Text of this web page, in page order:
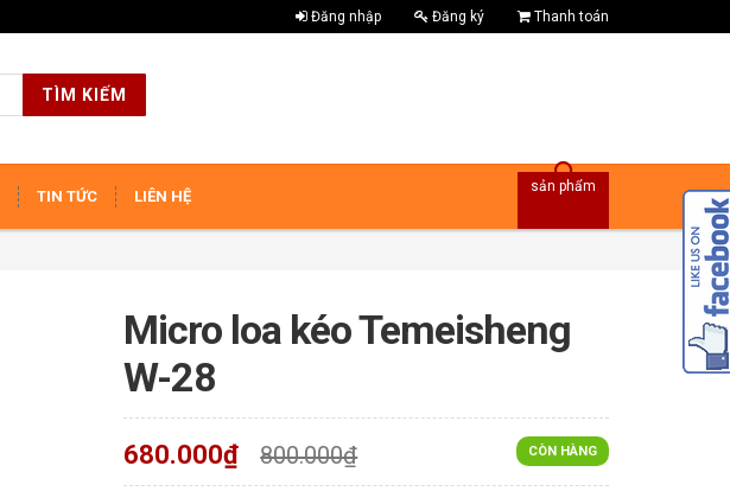
Đăng nhập Đăng ký Thanh toán
TÌM KIẾM
TIN TỨC LIÊN HỆ
sản phẩm
Micro loa kéo Temeisheng
W-28
CÒN HÀNG
680.000₫ 800.000₫